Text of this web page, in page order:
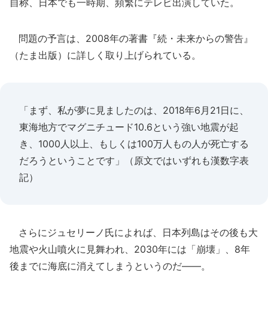
自称、日本でも一時期、頻繁にテレビ出演していた。
問題の予言は、2008年の著書『続・未来からの警告』
（たま出版）に詳しく取り上げられている。
「まず、私が夢に見ましたのは、2018年6月21日に、
東海地方でマグニチュード10.6という強い地震が起
き、1000人以上、もしくは100万人もの人が死亡する
だろうということです」（原文ではいずれも漢数字表
記）
さらにジュセリーノ氏によれば、日本列島はその後も大
地震や火山噴火に見舞われ、2030年には「崩壊」、8年
後までに海底に消えてしまうというのだ――。